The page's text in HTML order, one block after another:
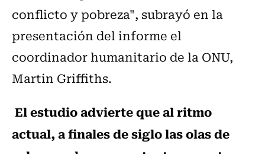
conflicto y pobreza", subrayó en la
presentación del informe el
coordinador humanitario de la ONU,
Martin Griffiths.
El estudio advierte que al ritmo
actual, a finales de siglo las olas de